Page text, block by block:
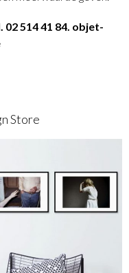
02 514 41 84. objet-
Store